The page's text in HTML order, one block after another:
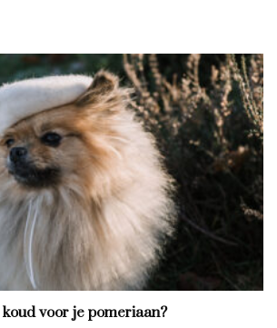
voor je pomeriaan?